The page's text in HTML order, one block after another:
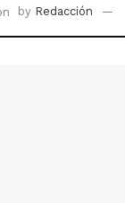
by Redacción